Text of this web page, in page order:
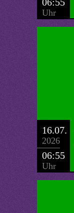
Uhr
16.07.
2026
06:55
Uhr